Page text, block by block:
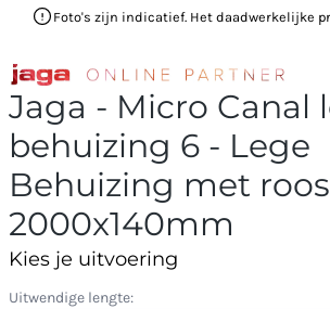
Foto's zijn indicatief. Het daadwerkelijke
Jaga - Micro Canal
behuizing 6 - Lege
Behuizing met
2000x140mm
Kies je uitvoering
Uitwendige lengte: